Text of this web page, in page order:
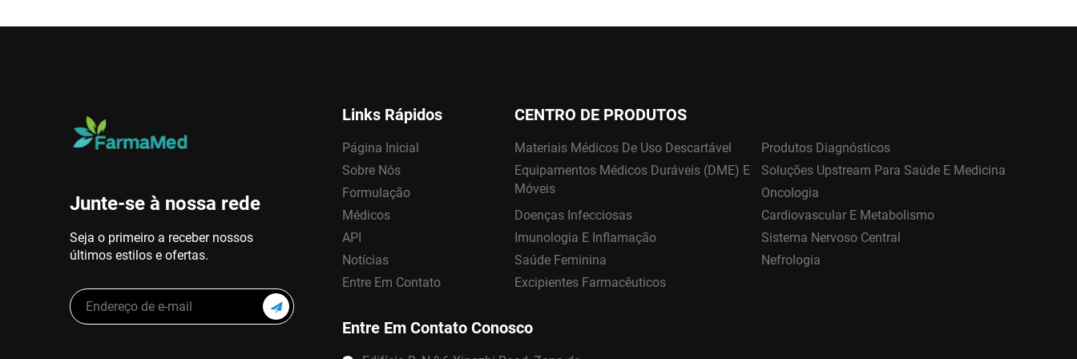
Junte-se à nossa rede
Seja o primeiro a receber nossos
últimos estilos e ofertas.
Links Rápidos
Página Inicial
Sobre Nós
Formulação
Médicos
API
Notícias
Entre Em Contato
CENTRO DE PRODUTOS
Materiais Médicos De Uso Descartável
Produtos Diagnósticos
Equipamentos Médicos Duráveis (DME) E
Móveis
Soluções Upstream Para Saúde E Medicina
Oncologia
Doenças Infecciosas
Cardiovascular E Metabolismo
Imunologia E Inflamação
Sistema Nervoso Central
Saúde Feminina
Nefrologia
Excipientes Farmacêuticos
Entre Em Contato Conosco